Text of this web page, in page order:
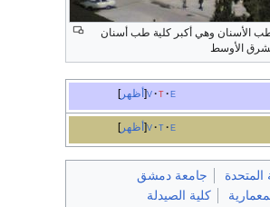
الأسنان وهي أكبر كلية طب أسنان
الأوسط
أظهر v t e
أظهر v t e
المتحدة
جامعة دمشق
كلية الصيدلة